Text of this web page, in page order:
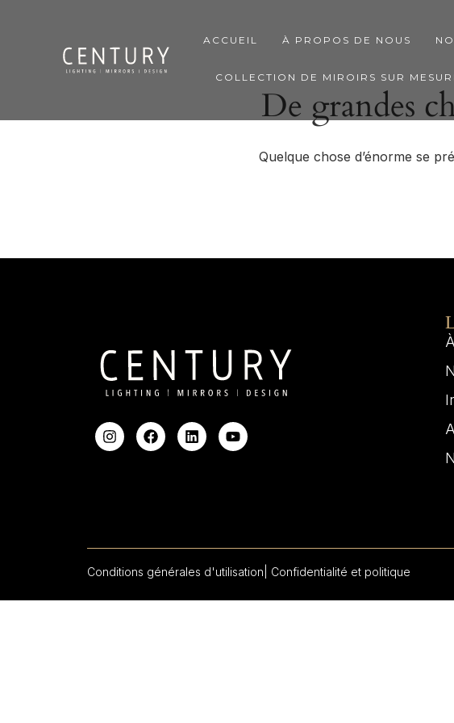
ACCUEIL À PROPOS DE NOUS
COLLECTION DE MIROIRS SUR
De grandes
Quelque chose d’énorme se
Conditions générales d'utilisation | Confidentialité et politique